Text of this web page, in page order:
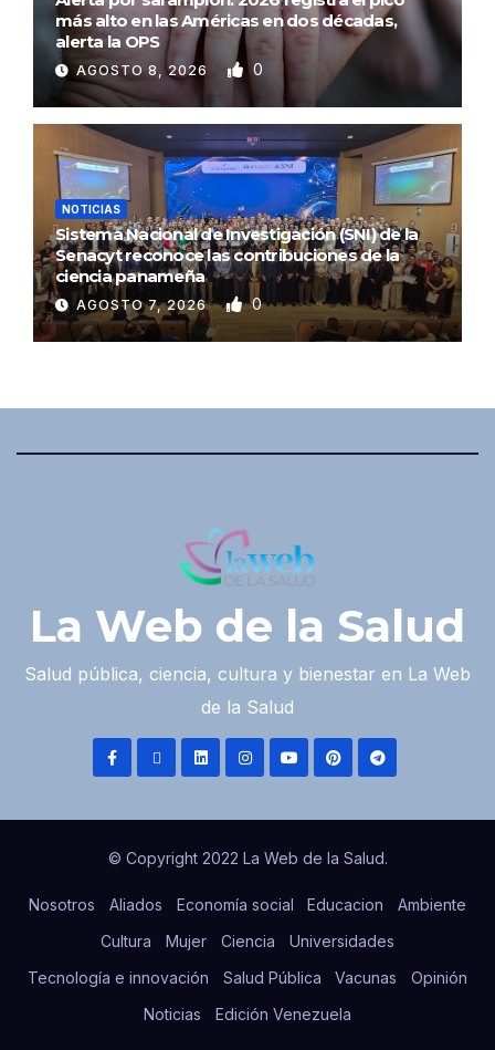
más alto en las Américas en dos décadas,
alerta la OPS
AGOSTO 8, 2026 0
NOTICIAS
Sistema Nacional de Investigación (SNI) de la
Senacyt reconoce las contribuciones de la
ciencia panameña
AGOSTO 7, 2026 0
La Web de la Salud
Salud pública, ciencia, cultura y bienestar en La Web
de la Salud
© Copyright 2022 La Web de la Salud.
Nosotros Aliados Economía social Educacion
Ambiente
Cultura
Mujer Ciencia
Universidades
Tecnología e innovación
Salud Pública Vacunas
Opinión
Noticias
Edición Venezuela